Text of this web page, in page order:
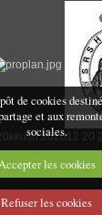
de cookies
et aux
sociales.
les cookies
Refuser les cookies